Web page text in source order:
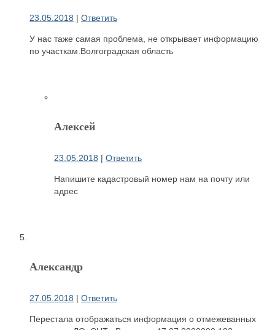
23.05.2018 | Ответить
У нас таже самая проблема, не открывает информацию
по участкам.Волгоградская область
Алексей
23.05.2018 | Ответить
Напишите кадастровый номер нам на почту или
адрес
Александр
27.05.2018 | Ответить
Перестала отображаться информация о отмежеванных